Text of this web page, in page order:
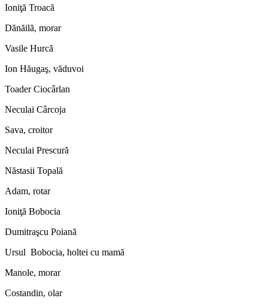
Ioniţă Troacă
Dănăilă, morar
Vasile Hurcă
Ion Hăugaş, văduvoi
Toader Ciocârlan
Neculai Cârcoja
Sava, croitor
Neculai Prescură
Năstasii Topală
Adam, rotar
Ioniţă Bobocia
Dumitraşcu Poiană
Ursul Bobocia, holtei cu mamă
Manole, morar
Costandin, olar